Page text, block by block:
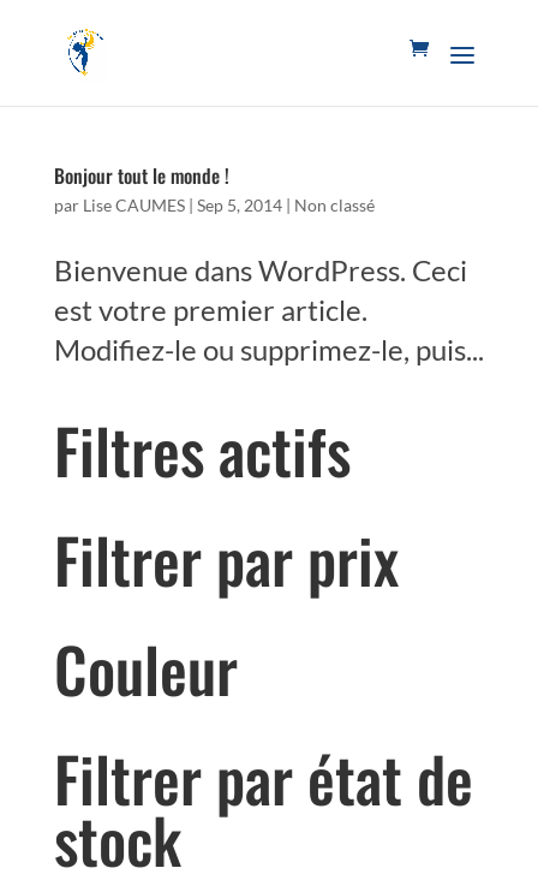
Bonjour tout le monde !
par Lise CAUMES| Sep 5, 2014| Non classé
Bienvenue dans WordPress. Ceci
est votre premier article.
Modifiez-le ou supprimez-le, puis...
Filtres actifs
Filtrer par prix
Couleur
Filtrer par état de
stock